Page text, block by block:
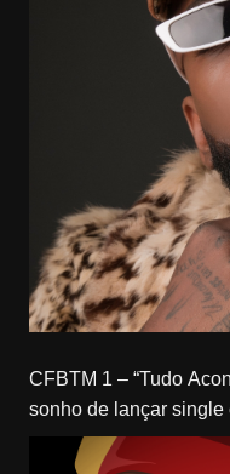
CFBTM 1 – “Tudo Aconteceu”: MC Du Black realiza
sonho de lançar